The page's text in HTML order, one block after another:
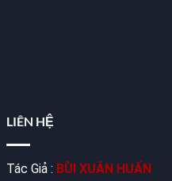
LIÊN HỆ
Tác Giả : BÙI XUÂN HUẤN